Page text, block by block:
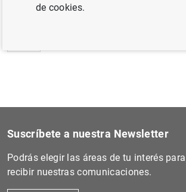
Suscríbete a nuestra Newsletter
Podrás elegir las áreas de tu interés
recibir nuestras comunicaciones.
de cookies.